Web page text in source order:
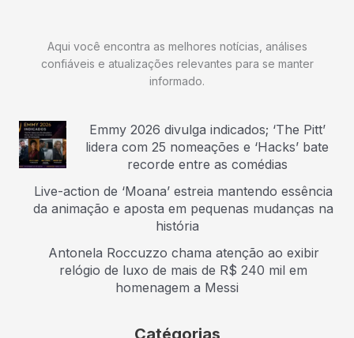
Aqui você encontra as melhores notícias, análises
confiáveis e atualizações relevantes para se manter
informado.
Emmy 2026 divulga indicados; ‘The Pitt’
lidera com 25 nomeações e ‘Hacks’ bate
recorde entre as comédias
Live-action de ‘Moana’ estreia mantendo essência
da animação e aposta em pequenas mudanças na
história
Antonela Roccuzzo chama atenção ao exibir
relógio de luxo de mais de R$ 240 mil em
homenagem a Messi
Catégorias